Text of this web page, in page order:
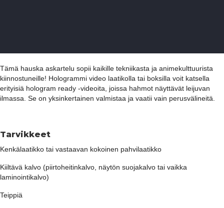
Tämä hauska askartelu sopii kaikille tekniikasta ja animekulttuurista
kiinnostuneille! Hologrammi video laatikolla tai boksilla voit katsella
erityisiä hologram ready -videoita, joissa hahmot näyttävät leijuvan
ilmassa. Se on yksinkertainen valmistaa ja vaatii vain perusvälineitä.
Tarvikkeet
Kenkälaatikko tai vastaavan kokoinen pahvilaatikko
Kiiltävä kalvo (piirtoheitinkalvo, näytön suojakalvo tai vaikka
laminointikalvo)
Teippiä